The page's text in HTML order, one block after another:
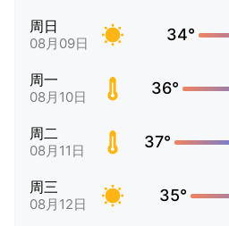
周日
08月09日 34°
周一
08月10日 36°
周二
08月11日 37°
周三
08月12日 35°